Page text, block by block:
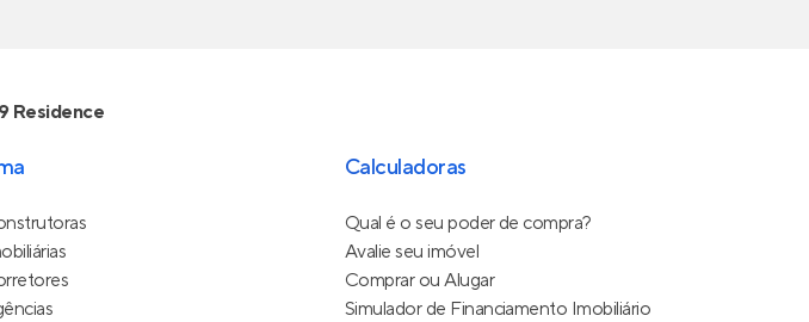
Residence
Calculadoras
Qual é o seu poder de compra?
Avalie seu imóvel
Comprar ou Alugar
Simulador de Financiamento Imobiliário